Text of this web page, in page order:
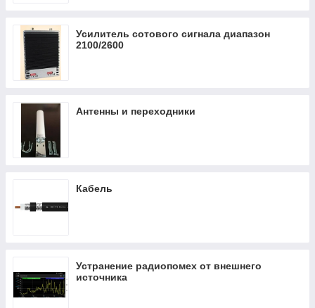
Усилитель сотового сигнала диапазон
2100/2600
Антенны и переходники
Кабель
Устранение радиопомех от внешнего
источника